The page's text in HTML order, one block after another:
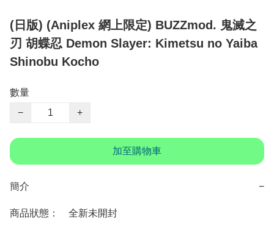
(日版) (Aniplex 網上限定) BUZZmod. 鬼滅之
刃 胡蝶忍 Demon Slayer: Kimetsu no Yaiba
Shinobu Kocho
數量
−
+
加至購物車
簡介 −
商品狀態：　全新未開封